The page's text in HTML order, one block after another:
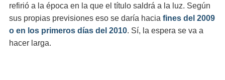
refirió a la época en la que el título saldrá a la luz. Según
sus propias previsiones eso se daría hacia fines del 2009
o en los primeros días del 2010. Sí, la espera se va a
hacer larga.